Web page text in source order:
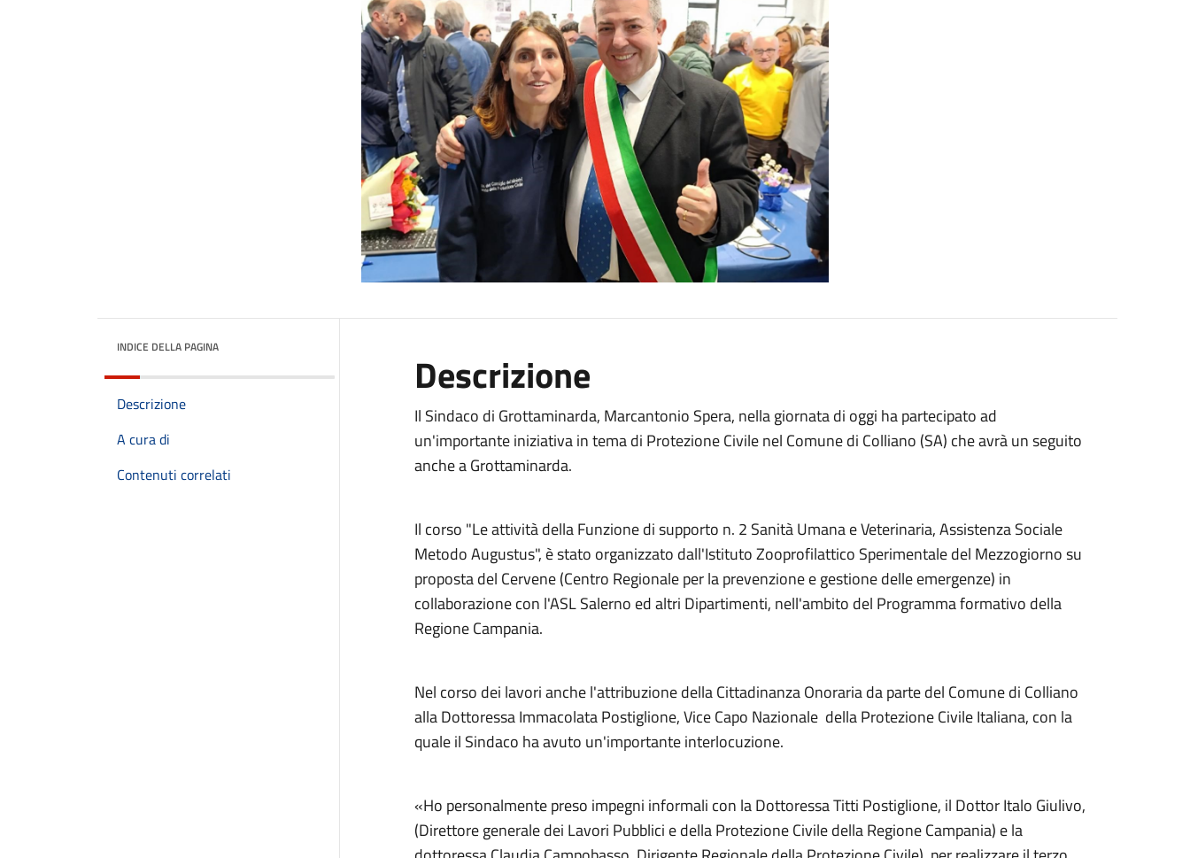
INDICE DELLA PAGINA
Descrizione
A cura di
Contenuti correlati
Descrizione
Il Sindaco di Grottaminarda, Marcantonio Spera, nella giornata di oggi ha partecipato ad
un'importante iniziativa in tema di Protezione Civile nel Comune di Colliano (SA) che avrà un seguito
anche a Grottaminarda.
Il corso "Le attività della Funzione di supporto n. 2 Sanità Umana e Veterinaria, Assistenza Sociale
Metodo Augustus", è stato organizzato dall'Istituto Zooprofilattico Sperimentale del Mezzogiorno su
proposta del Cervene (Centro Regionale per la prevenzione e gestione delle emergenze) in
collaborazione con l'ASL Salerno ed altri Dipartimenti, nell'ambito del Programma formativo della
Regione Campania.
Nel corso dei lavori anche l'attribuzione della Cittadinanza Onoraria da parte del Comune di Colliano
alla Dottoressa Immacolata Postiglione, Vice Capo Nazionale della Protezione Civile Italiana, con la
quale il Sindaco ha avuto un'importante interlocuzione.
«Ho personalmente preso impegni informali con la Dottoressa Titti Postiglione, il Dottor Italo Giulivo,
(Direttore generale dei Lavori Pubblici e della Protezione Civile della Regione Campania) e la